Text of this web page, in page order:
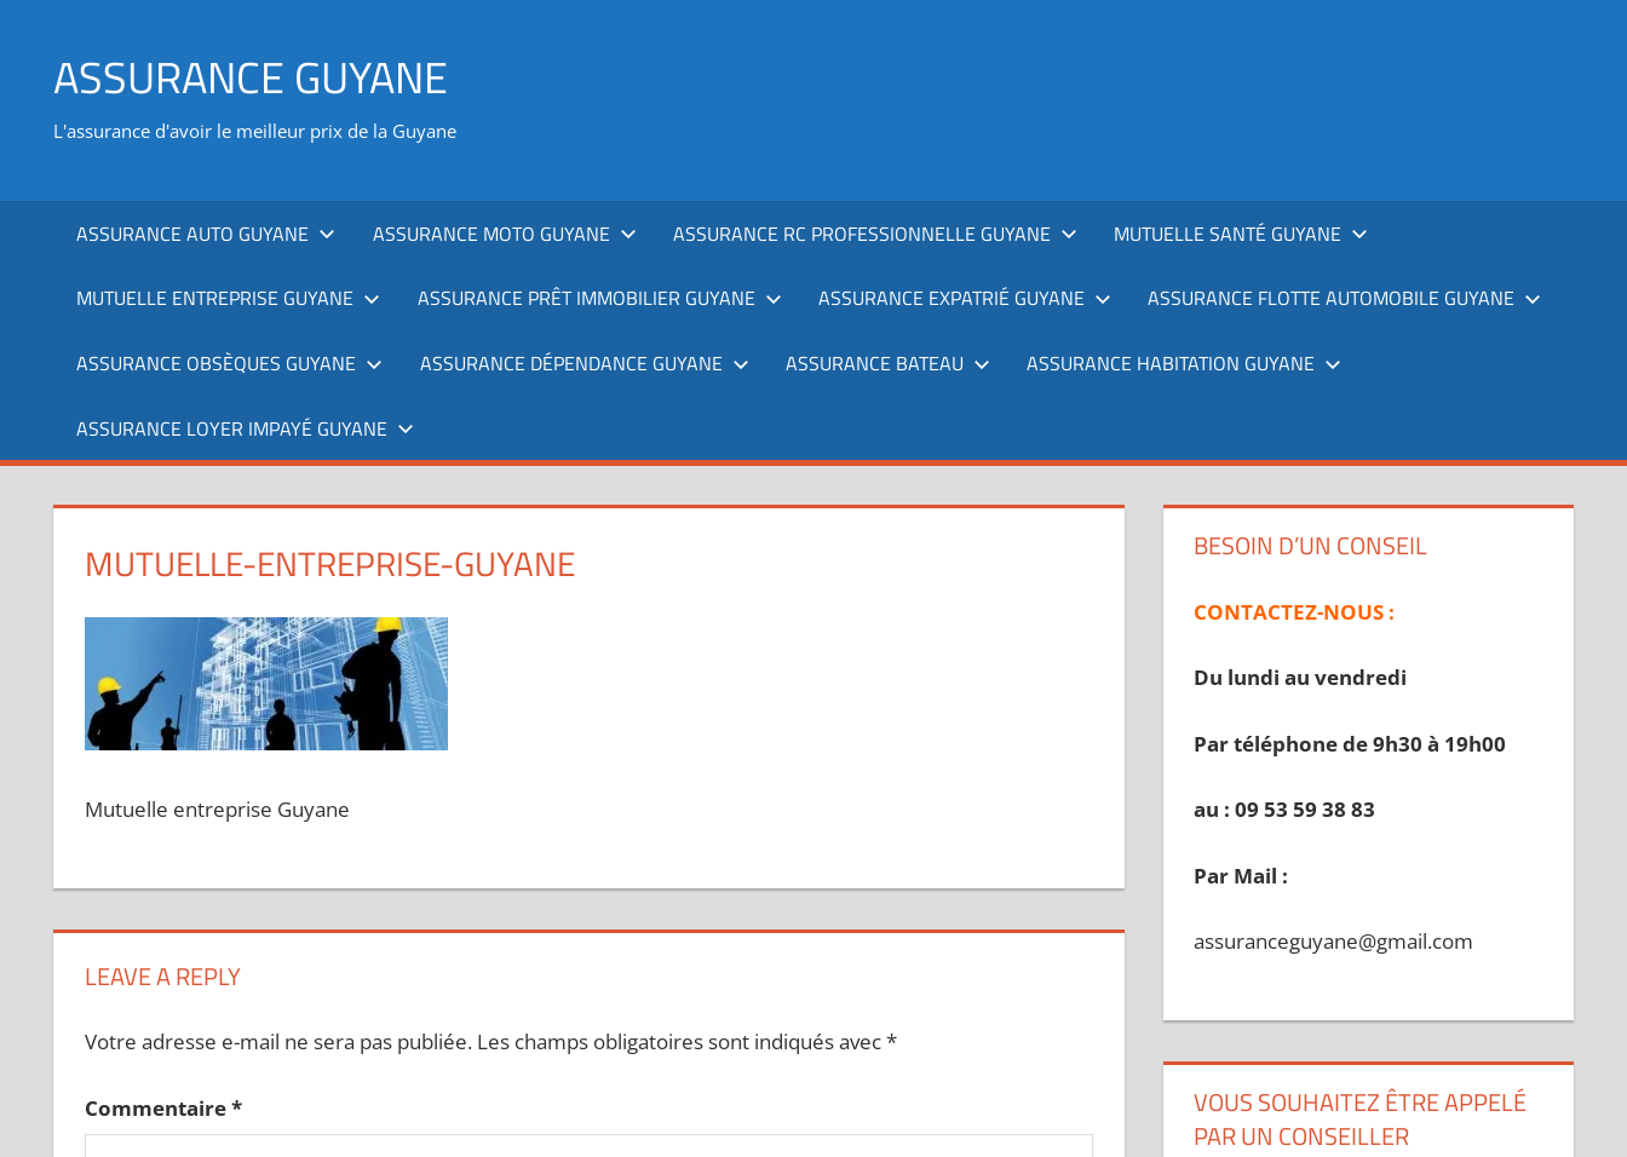
contenuASSURANCE GUYANE
L'assurance d'avoir le meilleur prix de la Guyane
ASSURANCE AUTO GUYANE ASSURANCE MOTO GUYANE ASSURANCE RC PROFESSIONNELLE GUYANE MUTUELLE SANTÉ GUYANE
MUTUELLE ENTREPRISE GUYANE ASSURANCE PRÊT IMMOBILIER GUYANE ASSURANCE EXPATRIÉ GUYANE ASSURANCE FLOTTE AUTOMOBILE GUYANE
ASSURANCE OBSÈQUES GUYANE ASSURANCE DÉPENDANCE GUYANE ASSURANCE BATEAU ASSURANCE HABITATION GUYANE
ASSURANCE LOYER IMPAYÉ GUYANE
MUTUELLE-ENTREPRISE-GUYANE
Mutuelle entreprise Guyane
LEAVE A REPLY
Votre adresse e-mail ne sera pas publiée. Les champs obligatoires sont indiqués avec*
Commentaire*
BESOIN D’UN CONSEIL
CONTACTEZ-NOUS :
Du lundi au vendredi
Par téléphone de 9h30 à 19h00
au : 09 53 59 38 83
Par Mail :
assuranceguyane@gmail.com
VOUS SOUHAITEZ ÊTRE APPELÉ
PAR UN CONSEILLER